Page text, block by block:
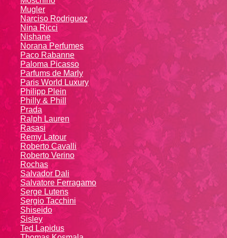
Mugler
Narciso Rodriguez
Nina Ricci
Nishane
Norana Perfumes
Paco Rabanne
Paloma Picasso
Parfums de Marly
Paris World Luxury
Philipp Plein
Philly & Phill
Prada
Ralph Lauren
Rasasi
Remy Latour
Roberto Cavalli
Roberto Verino
Rochas
Salvador Dali
Salvatore Ferragamo
Serge Lutens
Sergio Tacchini
Shiseido
Sisley
Ted Lapidus